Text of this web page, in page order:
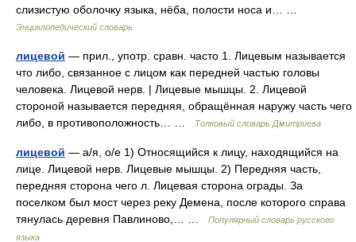
слизистую оболочку языка, нёба, полости носа и… …
Энциклопедический словарь
лицевой — прил., употр. сравн. часто 1. Лицевым называется
что либо, связанное с лицом как передней частью головы
человека. Лицевой нерв. | Лицевые мышцы. 2. Лицевой
стороной называется передняя, обращённая наружу часть чего
либо, в противоположность… …
Толковый словарь Дмитриева
лицевой — а/я, о/е 1) Относящийся к лицу, находящийся на
лице. Лицевой нерв. Лицевые мышцы. 2) Передняя часть,
передняя сторона чего л. Лицевая сторона ограды. За
поселком был мост через реку Демена, после которого справа
тянулась деревня Павлиново,… …
Популярный словарь русского
языка